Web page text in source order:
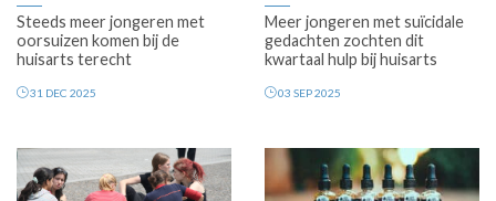
Steeds meer jongeren met
oorsuizen komen bij de
huisarts terecht
31 DEC 2025
Meer jongeren met suïcidale
gedachten zochten dit
kwartaal hulp bij huisarts
03 SEP 2025
Premium